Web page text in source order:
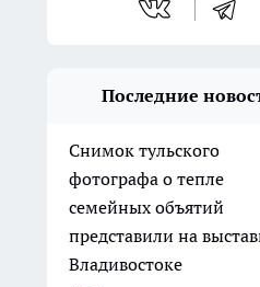
Последние
Снимок тульского
фотографа о тепле
семейных объятий
представили на
Владивостоке